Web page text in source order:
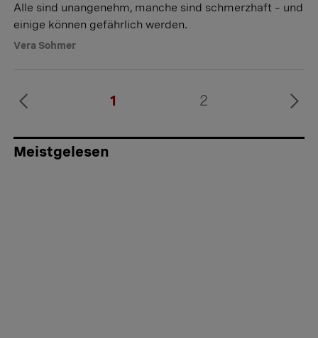
Alle sind unangenehm, manche sind schmerzhaft – und
einige können gefährlich werden.
Vera Sohmer
1 2
Meistgelesen